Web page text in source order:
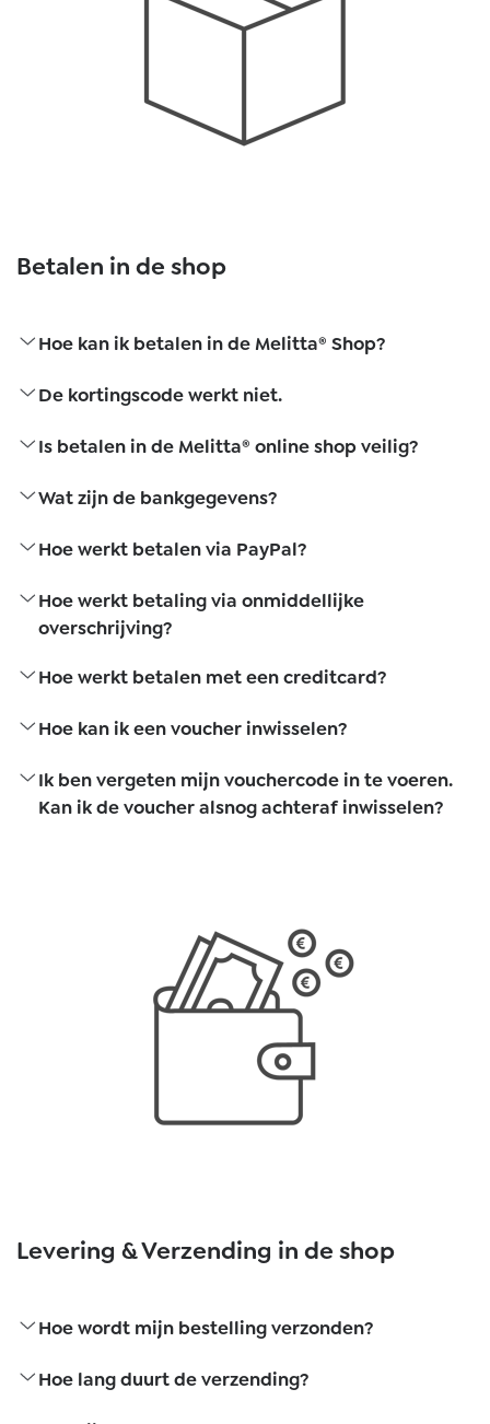
Betalen in de shop
Hoe kan ik betalen in de Melitta® Shop?
De kortingscode werkt niet.
Is betalen in de Melitta® online shop veilig?
Wat zijn de bankgegevens?
Hoe werkt betalen via PayPal?
Hoe werkt betaling via onmiddellijke
overschrijving?
Hoe werkt betalen met een creditcard?
Hoe kan ik een voucher inwisselen?
Ik ben vergeten mijn vouchercode in te voeren.
Kan ik de voucher alsnog achteraf inwisselen?
Levering & Verzending in de shop
Hoe wordt mijn bestelling verzonden?
Hoe lang duurt de verzending?